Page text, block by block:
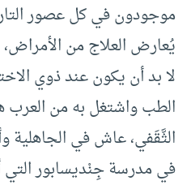
موجودون في كل عصور
يُعارض العلاج من
لا بد أن يكون عند ذوي
الطب واشتغل به من العرب
الثَّقَفي، عاش في الجاهلية
في مدرسة جِنْديسابور